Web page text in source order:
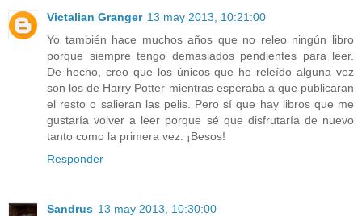
Victalian Granger 13 may 2013, 10:21:00
Yo también hace muchos años que no releo ningún libro
porque siempre tengo demasiados pendientes para leer.
De hecho, creo que los únicos que he releído alguna vez
son los de Harry Potter mientras esperaba a que publicaran
el resto o salieran las pelis. Pero sí que hay libros que me
gustaría volver a leer porque sé que disfrutaría de nuevo
tanto como la primera vez. ¡Besos!
Responder
Sandrus 13 may 2013, 10:30:00